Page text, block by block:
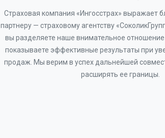
Страховая компания «Ингосстрах» выражает
партнеру — страховому агентству
вы разделяете наше внимательное отношение
показываете эффективные результаты при
продаж. Мы верим в успех дальнейшей
расширять ее границы.